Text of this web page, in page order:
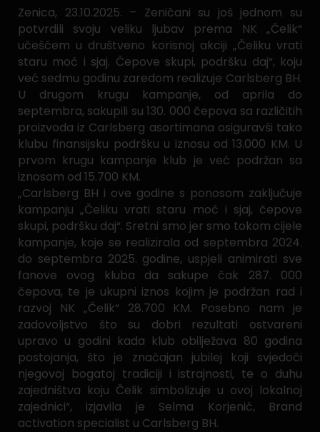
Zenica, 23.10.2025. – Zeničani su još jednom su
potvrdili svoju veliku ljubav prema NK „Čelik“
učešćem u društveno korisnoj akciji „Čeliku vrati
staru moć i sjaj. Čepove skupi, podršku daj“, koju
već sedmu godinu zaredom realizuje Carlsberg BH.
U drugom krugu kampanje, od aprila do
septembra, sakupili su 130. 000 čepova sa različitih
proizvoda iz Carlsberg asortimana osiguravši tako
klubu finansijsku podršku u iznosu od 13.000 KM. U
prvom krugu kampanje klub je već podržan sa
iznosom od 15.700 KM.
„Carlsberg BH i ove godine s ponosom zaključuje
kampanju „Čeliku vrati staru moć i sjaj, čepove
skupi, podršku daj“. Sretni smo jer smo tokom cijele
kampanje, koje se realizirala od septembra 2024.
do septembra 2025. godine, uspjeli animirati sve
fanove ovog kluba da sakupe čak 287. 000
čepova, te je ukupni iznos kojim je podržan rad i
razvoj NK „Čelik“ 28.700 KM. Posebno nam je
zadovoljstvo što su dobri rezultati ostvareni
upravo u godini kada klub obilježava 80 godina
postojanja, što je značajan jubilej koji svjedoči
njegovoj bogatoj tradiciji i istrajnosti, te o duhu
zajedništva koju Čelik simbolizuje u ovoj lokalnoj
zajednici“, izjavila je Selma Korjenić, Brand
activation specialist u Carlsberg BH.